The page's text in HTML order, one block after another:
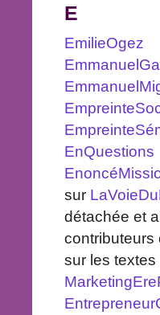
E
EmilieOgez
EnQuestions
sur
détachée et
contributeurs
sur les